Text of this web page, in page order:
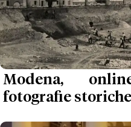
Modena,
fotografie